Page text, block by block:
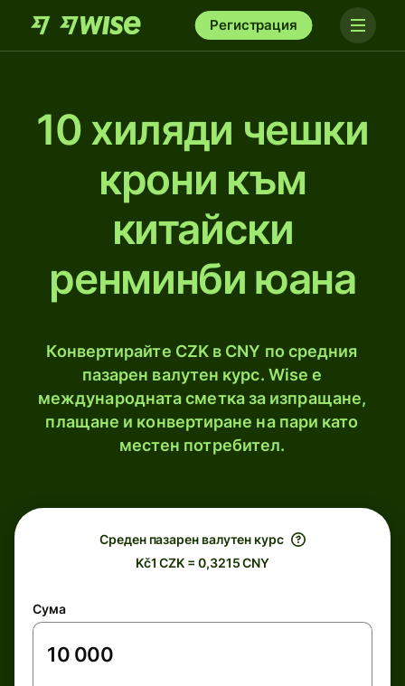
Регистрация
10 хиляди чешки
крони към
китайски
ренминби юана
Конвертирайте CZK в CNY по средния
пазарен валутен курс. Wise е
международната сметка за изпращане,
плащане и конвертиране на пари като
местен потребител.
Среден пазарен валутен курс
Kč1 CZK = 0,3215 CNY
Сума